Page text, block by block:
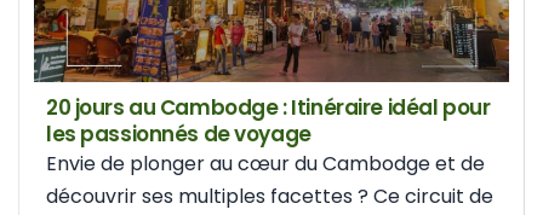
20 jours au Cambodge : Itinéraire idéal pour
les passionnés de voyage
Envie de plonger au cœur du Cambodge et de
découvrir ses multiples facettes ? Ce circuit de